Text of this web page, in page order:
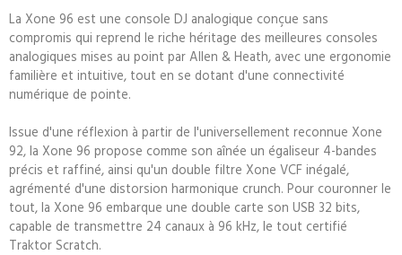
La Xone 96 est une console DJ analogique conçue sans
compromis qui reprend le riche héritage des meilleures consoles
analogiques mises au point par Allen & Heath, avec une ergonomie
familière et intuitive, tout en se dotant d'une connectivité
numérique de pointe.
Issue d'une réflexion à partir de l'universellement reconnue Xone
92, la Xone 96 propose comme son aînée un égaliseur 4-bandes
précis et raffiné, ainsi qu'un double filtre Xone VCF inégalé,
agrémenté d'une distorsion harmonique crunch. Pour couronner le
tout, la Xone 96 embarque une double carte son USB 32 bits,
capable de transmettre 24 canaux à 96 kHz, le tout certifié
Traktor Scratch.